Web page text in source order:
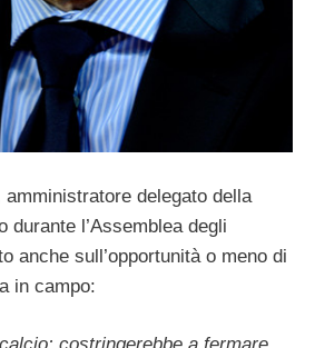
amministratore delegato della
durante l’Assemblea degli
anche sull’opportunità o meno di
in campo: